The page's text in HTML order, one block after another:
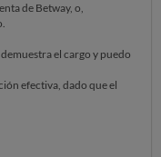
de Betway, o,
el cargo y puedo
efectiva, dado que el